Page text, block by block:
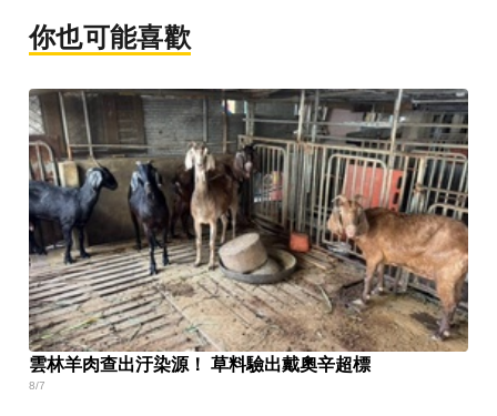
你也可能喜歡
雲林羊肉查出汙染源！ 草料驗出戴奧辛超標
8/7